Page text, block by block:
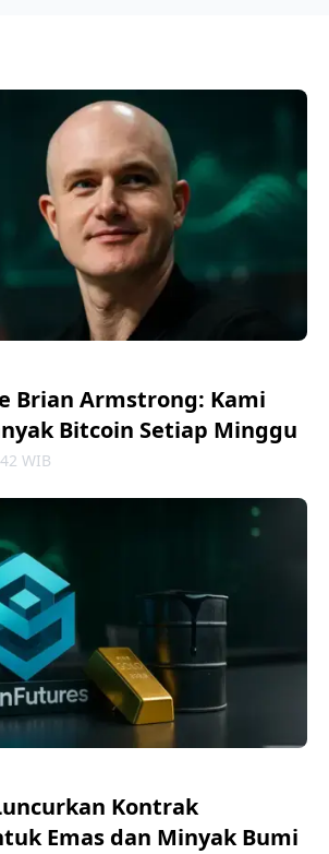
Brian Armstrong: Kami
Bitcoin Setiap Minggu
WIB
Kontrak
Emas dan Minyak Bumi